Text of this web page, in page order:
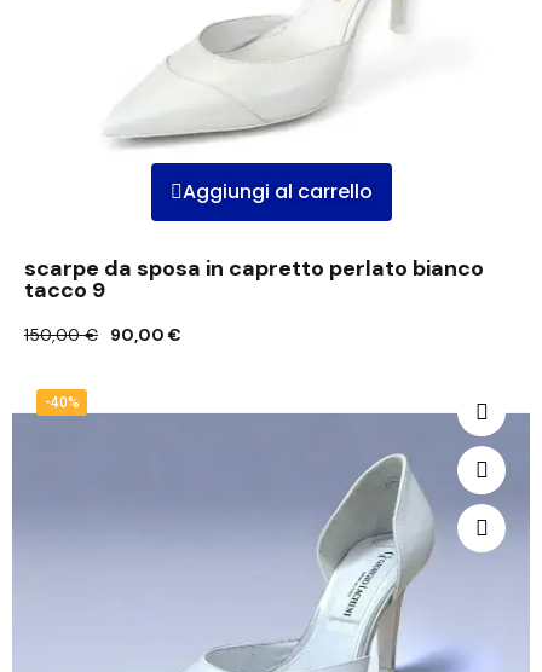
Aggiungi al carrello
scarpe da sposa in capretto perlato bianco
tacco 9
150,00 € 90,00 €
-40%